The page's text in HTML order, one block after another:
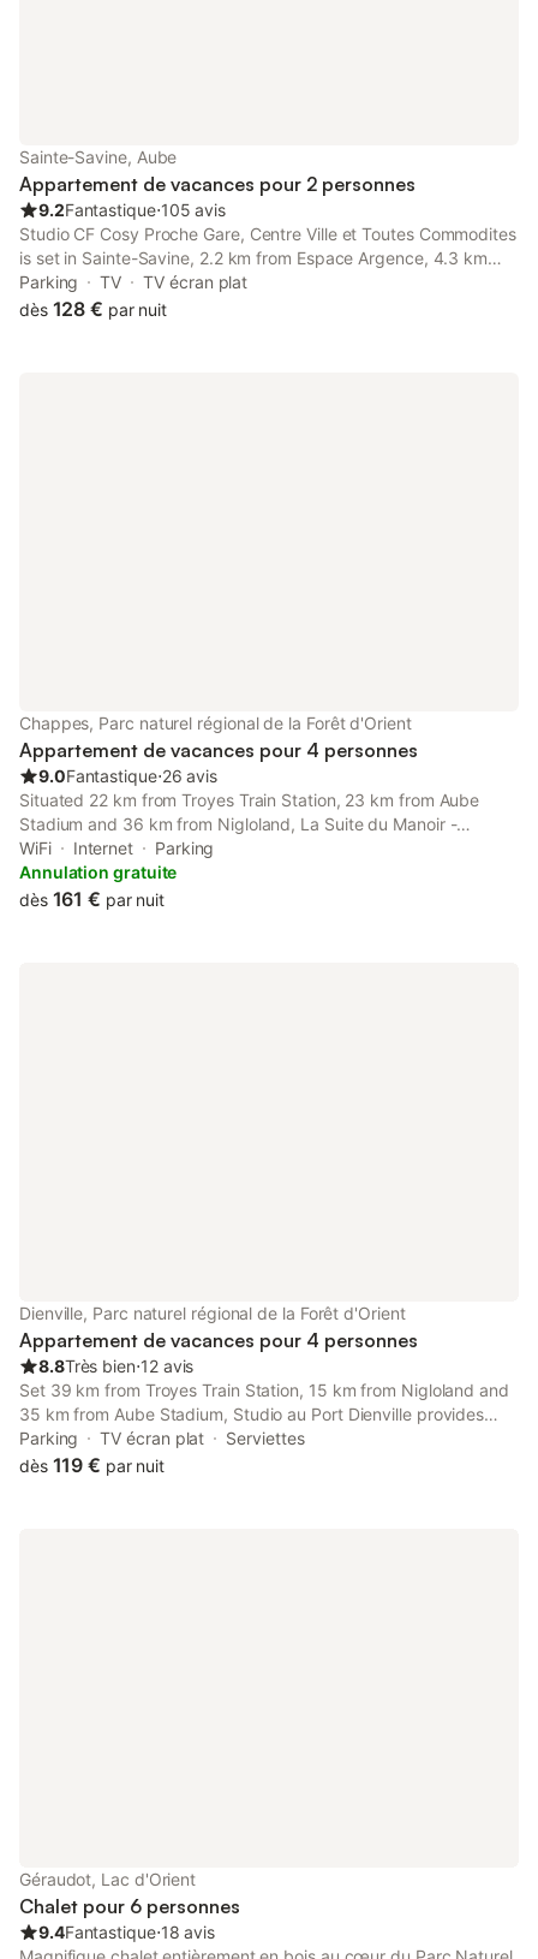
Sainte-Savine, Aube
Appartement de vacances pour 2 personnes
9.2Fantastique⋅105 avis
Studio CF Cosy Proche Gare, Centre Ville et Toutes Commodites
is set in Sainte-Savine, 2.2 km from Espace Argence, 4.3 km
from Aube Stadium, and 50 km from Nigloland. The property is
located 1.7 km from Tool and Trade Museum, 2.
Parking TV
TV écran plat
dès 128 € par nuit
Chappes, Parc naturel régional de la Forêt d'Orient
Appartement de vacances pour 4 personnes
9.0Fantastique⋅26 avis
Situated 22 km from Troyes Train Station, 23 km from Aube
Stadium and 36 km from Nigloland, La Suite du Manoir -
Champagne et Sérénité provides accommodation set in
Chappes. This property offers access to a terrace, free private
parking and free...
WiFi Internet
Parking
Annulation gratuite
dès 161 € par nuit
Dienville, Parc naturel régional de la Forêt d'Orient
Appartement de vacances pour 4 personnes
8.8Très bien⋅12 avis
Set 39 km from Troyes Train Station, 15 km from Nigloland and
35 km from Aube Stadium, Studio au Port Dienville provides
accommodation situated in Dienville.
Parking TV écran plat
Serviettes
dès 119 € par nuit
Géraudot, Lac d'Orient
Chalet pour 6 personnes
9.4Fantastique⋅18 avis